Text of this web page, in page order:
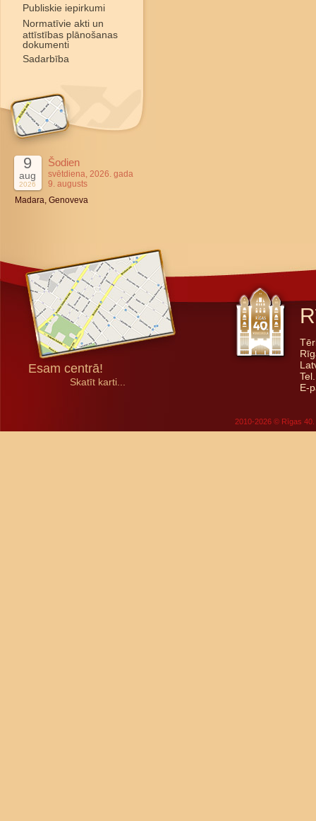
Publiskie iepirkumi
Normatīvie akti un
attīstības plānošanas
dokumenti
Sadarbība
9
aug
2026
Šodien
svētdiena, 2026. gada
9. augusts
Madara, Genoveva
Esam centrā!
Skatīt karti...
E-
2010-2026 © Rīgas